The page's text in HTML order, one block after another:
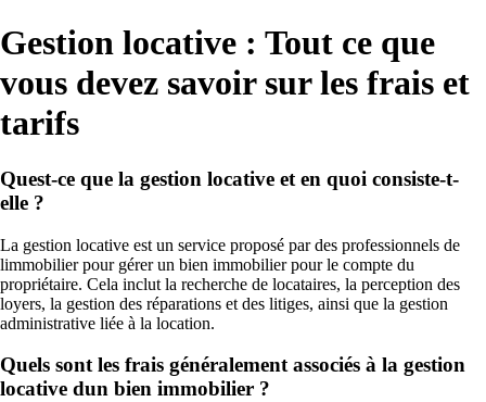
Gestion locative : Tout ce que
vous devez savoir sur les frais et
tarifs
Quest-ce que la gestion locative et en quoi consiste-t-
elle ?
La gestion locative est un service proposé par des professionnels de
limmobilier pour gérer un bien immobilier pour le compte du
propriétaire. Cela inclut la recherche de locataires, la perception des
loyers, la gestion des réparations et des litiges, ainsi que la gestion
administrative liée à la location.
Quels sont les frais généralement associés à la gestion
locative dun bien immobilier ?